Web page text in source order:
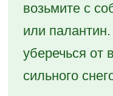
возьмите с
или
уберечься от
сильного